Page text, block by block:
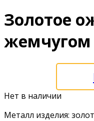
Золотое
жемчугом
Нет в наличии
Металл изделия: